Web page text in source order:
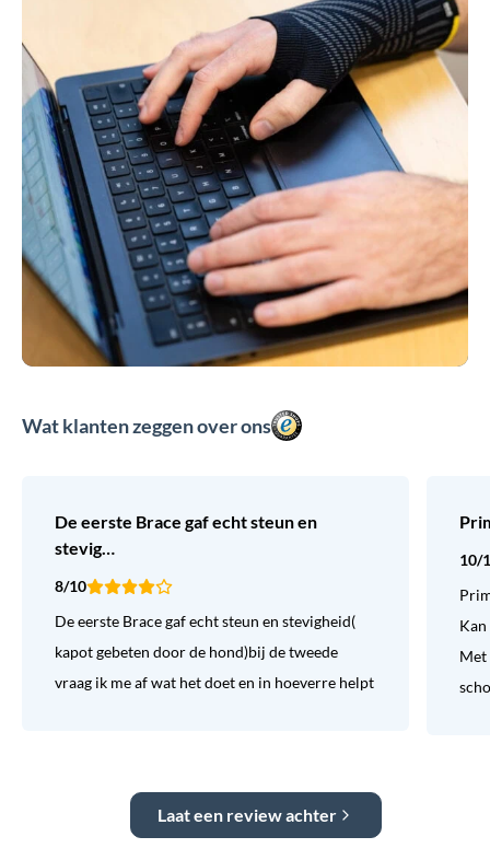
Wat klanten zeggen over ons
De eerste Brace gaf echt steun en
stevig…
8/10
De eerste Brace gaf echt steun en stevigheid(
kapot gebeten door de hond)bij de tweede
vraag ik me af wat het doet en in hoeverre helpt
10/
Met
Laat een review achter